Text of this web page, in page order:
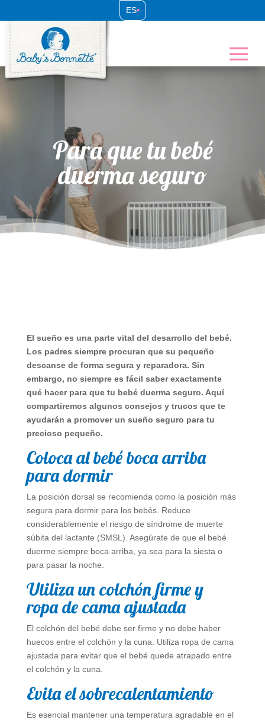
ES•
Para que tu bebé
duerma seguro
El sueño es una parte vital del desarrollo del bebé.
Los padres siempre procuran que su pequeño
descanse de forma segura y reparadora. Sin
embargo, no siempre es fácil saber exactamente
qué hacer para que tu bebé duerma seguro. Aquí
compartiremos algunos consejos y trucos que te
ayudarán a promover un sueño seguro para tu
precioso pequeño.
Coloca al bebé boca arriba
para dormir
La posición dorsal se recomienda como la posición más
segura para dormir para los bebés. Reduce
considerablemente el riesgo de síndrome de muerte
súbita del lactante (SMSL). Asegúrate de que el bebé
duerme siempre boca arriba, ya sea para la siesta o
para pasar la noche.
Utiliza un colchón firme y
ropa de cama ajustada
El colchón del bebé debe ser firme y no debe haber
huecos entre el colchón y la cuna. Utiliza ropa de cama
ajustada para evitar que el bebé quede atrapado entre
el colchón y la cuna.
Evita el sobrecalentamiento
Es esencial mantener una temperatura agradable en el